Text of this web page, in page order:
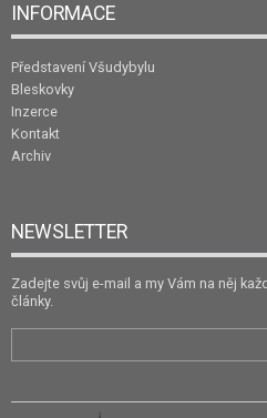
INFORMACE
Představení Všudybylu
Bleskovky
Inzerce
Kontakt
Archiv
NEWSLETTER
Zadejte svůj e-mail a my Vám na něj
články.